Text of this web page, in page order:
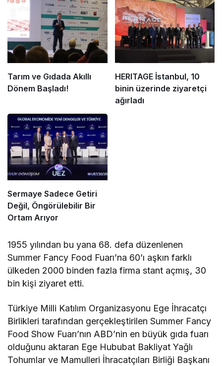
Tarım ve Gıdada Akıllı
Dönem Başladı!
HERITAGE İstanbul, 10
binin üzerinde ziyaretçi
ağırladı
Sermaye Sadece Getiri
Değil, Öngörülebilir Bir
Ortam Arıyor
1955 yılından bu yana 68. defa düzenlenen
Summer Fancy Food Fuarı’na 60’ı aşkın farklı
ülkeden 2000 binden fazla firma stant açmış, 30
bin kişi ziyaret etti.
Türkiye Milli Katılım Organizasyonu Ege İhracatçı
Birlikleri tarafından gerçekleştirilen Summer Fancy
Food Show Fuarı’nın ABD’nin en büyük gıda fuarı
olduğunu aktaran Ege Hububat Bakliyat Yağlı
Tohumlar ve Mamulleri İhracatçıları Birliği Başkanı